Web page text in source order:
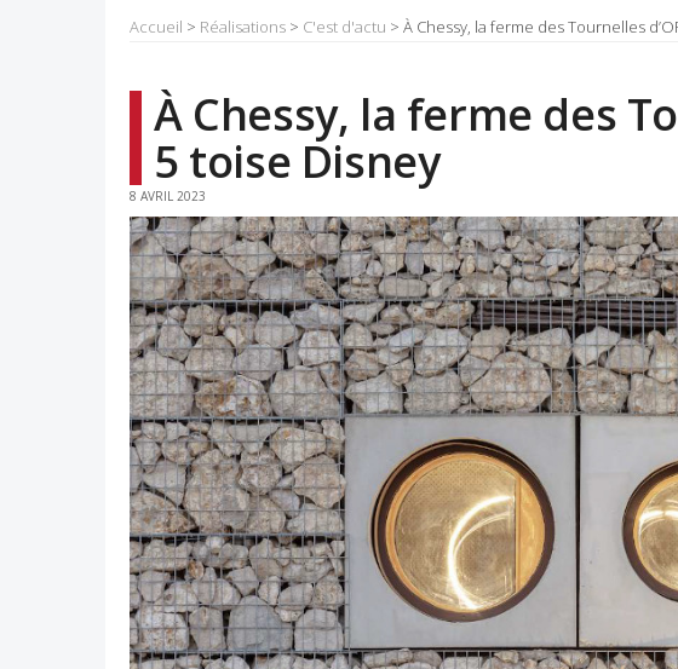
Accueil > Réalisations > C'est d'actu > À Chessy, la ferme des Tournelles
À Chessy, la ferme des
5 toise Disney
8 AVRIL 2023